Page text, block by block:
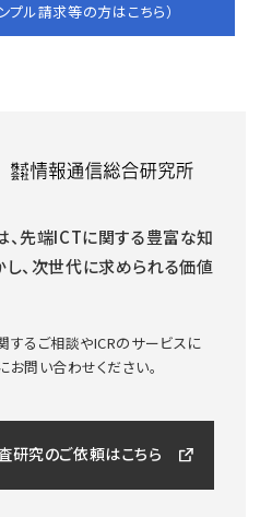
プル請求等の方はこちら）
先端ICTに関する豊富な知
、次世代に求められる価値
するご相談やICRのサービスに
問い合わせください。
研究のご依頼はこちら